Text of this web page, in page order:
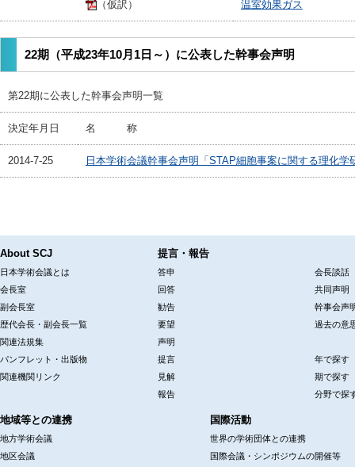
（仮訳） 温室効果ガス
22期（平成23年10月1日～）に公表した幹事会声明
第22期に公表した幹事会声明一覧
決定年月日 名 称
2014-7-25 日本学術会議幹事会声明「STAP細胞事案に関する理化
About SCJ
日本学術会議とは
会長室
副会長室
歴代会長・副会長一覧
関連法規集
パンフレット・出版物
関連機関リンク
提言・報告
答申
回答
勧告
要望
声明
提言
見解
報告
会長談話
共同声明
幹事会声
過去の意
年で探す
期で探す
分野で探
地域等との連携
地方学術会議
地区会議
国際活動
世界の学術団体との連携
国際会議・シンポジウムの開催等